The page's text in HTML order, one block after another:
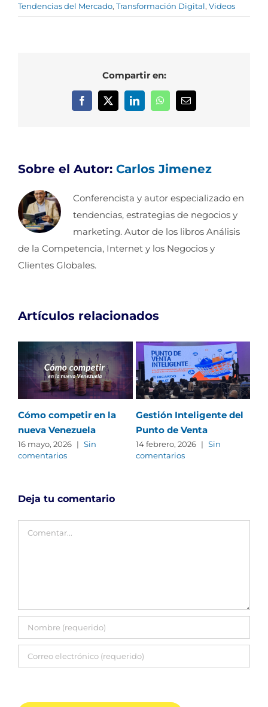
Tendencias del Mercado, Transformación Digital, Videos
Compartir en:
Facebook
X LinkedInWhatsAppCorreo
electrónico
Sobre el Autor: Carlos Jimenez
Conferencista y autor especializado en
tendencias, estrategias de negocios y
marketing. Autor de los libros Análisis
de la Competencia, Internet y los Negocios y
Clientes Globales.
Artículos relacionados
Cómo competir en la
nueva Venezuela
16 mayo, 2026 | Sin
comentarios
Gestión Inteligente del
Punto de Venta
14 febrero, 2026 | Sin
comentarios
Deja tu comentario
Comentar